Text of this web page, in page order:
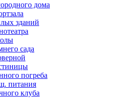
дома
зданий
сада
погреба
питания
клуба